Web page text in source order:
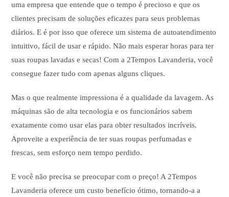
uma empresa que entende que o tempo é precioso e que os
clientes precisam de soluções eficazes para seus problemas
diários. E é por isso que oferece um sistema de autoatendimento
intuitivo, fácil de usar e rápido. Não mais esperar horas para ter
suas roupas lavadas e secas! Com a 2Tempos Lavanderia, você
consegue fazer tudo com apenas alguns cliques.
Mas o que realmente impressiona é a qualidade da lavagem. As
máquinas são de alta tecnologia e os funcionários sabem
exatamente como usar elas para obter resultados incríveis.
Aproveite a experiência de ter suas roupas perfumadas e
frescas, sem esforço nem tempo perdido.
E você não precisa se preocupar com o preço! A 2Tempos
Lavanderia oferece um custo benefício ótimo, tornando-a a